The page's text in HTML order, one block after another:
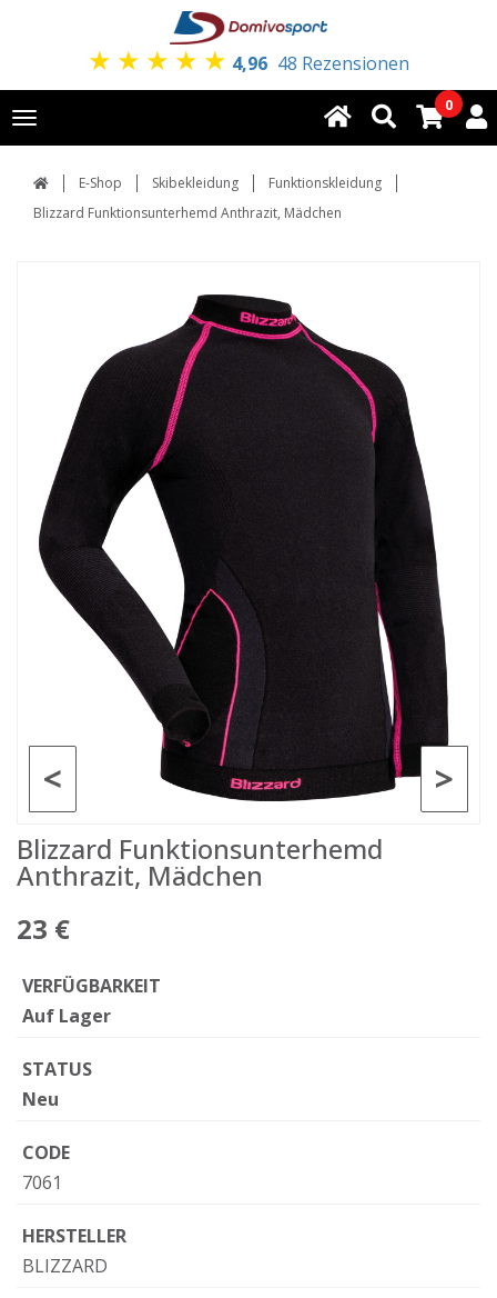
★ ★ ★ ★ ★ 4,96 48 Rezensionen
Toggle
navigation
0
E-Shop Skibekleidung
Funktionskleidung
Blizzard Funktionsunterhemd Anthrazit, Mädchen
>
<
Blizzard Funktionsunterhemd
Anthrazit, Mädchen
23 €
VERFÜGBARKEIT
Auf Lager
STATUS
Neu
CODE
7061
HERSTELLER
BLIZZARD